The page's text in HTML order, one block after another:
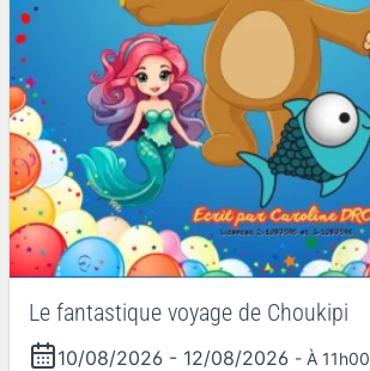
Le fantastique voyage de Choukipi
10/08/2026 - 12/08/2026 - À 11h00